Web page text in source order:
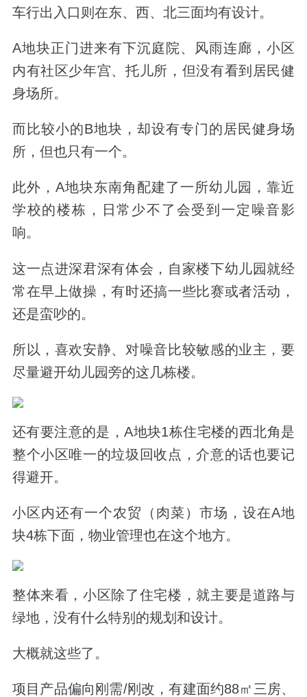
车行出入口则在东、西、北三面均有设计。
A地块正门进来有下沉庭院、风雨连廊，小区
内有社区少年宫、托儿所， 但没有看到居民健
身场所。
而比较小的B地块，却设有专门的居民健身场
所， 但也只有一个。
此外， A地块东南角配建了一所幼儿园，靠近
学校的楼栋，日常少不了会受到一定噪音影
响。
这一点进深君深有体会，自家楼下幼儿园就经
常在早上做操，有时还搞一些比赛或者活动，
还是蛮吵的。
所以，喜欢安静、对噪音比较敏感的业主，要
尽量避开幼儿园旁的这几栋楼。
还有要注意的是，A地块1栋住宅楼的西北角是
整个小区唯一的垃圾回收点 ，介意的话也要记
得避开。
小区内还有一个农贸（肉菜）市场 ，设在A地
块4栋下面，物业管理也在这个地方。
整体来看，小区除了住宅楼，就主要是道路与
绿地，没有什么特别的规划和设计。
大概就这些了。
项目产品偏向刚需/刚改，有建面约88㎡三房、